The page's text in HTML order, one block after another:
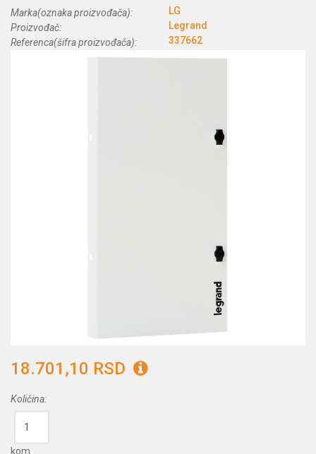
Marka(oznaka proizvođača):
LG
Proizvođač:
Legrand
Referenca(šifra proizvođača):
337662
18.701,10 RSD
Količina:
kom